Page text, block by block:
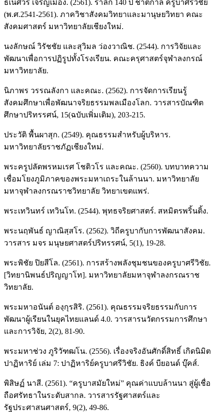
ธเนศวร์ เจริญเมือง. (2561). รำลึก 140 ปี ชาตกาล ครูบาศรีวิชัย
(พ.ศ.2541-2561). ภาควิชาสังคมวิทยาและมานุษยวิทยา คณะ
สังคมศาสตร์ มหาวิทยาลัยเชียงใหม่.
นงลักษณ์ วิรัชชัย และสุวิมล ว่องวาณิช. (2544). การวิจัยและ
พัฒนาเพื่อการปฏิรูปทั้งโรงเรียน. คณะครุศาสตร์จุฬาลงกรณ์
มหาวิทยาลัย.
นิภาพร วรรณลังกา และคณะ. (2562). การจัดการเรียนรู้
สังคมศึกษาเพื่อพัฒนาจริยธรรมพลเมืองโลก. วารสารบัณฑิต
ศึกษาปริทรรศน์, 15(ฉบับเพิ่มเติม), 203-215.
ประวัติ พื้นผาสุก. (2549). คุณธรรมสำหรับผู้บริหาร.
มหาวิทยาลัยราชภัฏเชียงใหม่.
พระครูปลัดพรหมเรศ โชติวโร และคณะ. (2560). บทบาทความ
เชื่อมโยงภูมิภาคของพระมหาเถระในล้านนา. มหาวิทยาลัย
มหาจุฬาลงกรณราชวิทยาลัย วิทยาเขตแพร่.
พระเทวินทร์ เทวินโท. (2544). พุทธจริยศาสตร์. สหมิตรพริ้นติ้ง.
พระนฤพันธ์ ญาณิสฺสโร. (2562). วิถีครูบากับการพัฒนาสังคม.
วารสาร มจร มนุษยศาสตร์ปริทรรศน์, 5(1), 19-28.
พระพิชัย ปิยสีโล. (2561). การสร้างพลังชุมชนของครูบาศรีวิชัย.
[วิทยานิพนธ์ปริญญาโท]. มหาวิทยาลัยมหาจุฬาลงกรณราช
วิทยาลัย.
พระมหาอนันต์ องฺกุรสิริ. (2561). คุณธรรมจริยธรรมกับการ
พัฒนาผู้เรียนในยุคไทยแลนด์ 4.0. วารสารนวัตกรรมการศึกษา
และการวิจัย, 2(2), 81-90.
พระมหาช่วง ภูริวัฑฒโน. (2556). เรื่องจริงอันศักดิ์สิทธิ์ เกิดนิมิต
ปาฏิหาริย์ เล่ม 7: ปาฏิหาริย์ครูบาศรีวิชัย. ธิงค์ บียอนด์ บุ๊คส์.
พิสิษฏ์ นาสี. (2561). “ครูบาสมัยใหม่” คุณค่าแบบล้านนา สู่ผู้เชื่อ
ถือศรัทธาในระดับสากล. วารสารรัฐศาสตร์และ
รัฐประศาสนศาสตร์, 9(2), 49-86.